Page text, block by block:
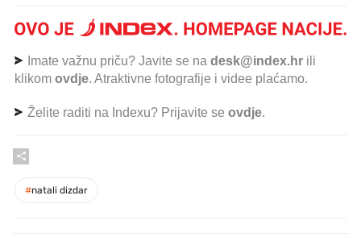
Imate važnu priču? Javite se na desk@index.hr ili
klikom ovdje. Atraktivne fotografije i videe plaćamo.
Želite raditi na Indexu? Prijavite se ovdje.
#natali dizdar